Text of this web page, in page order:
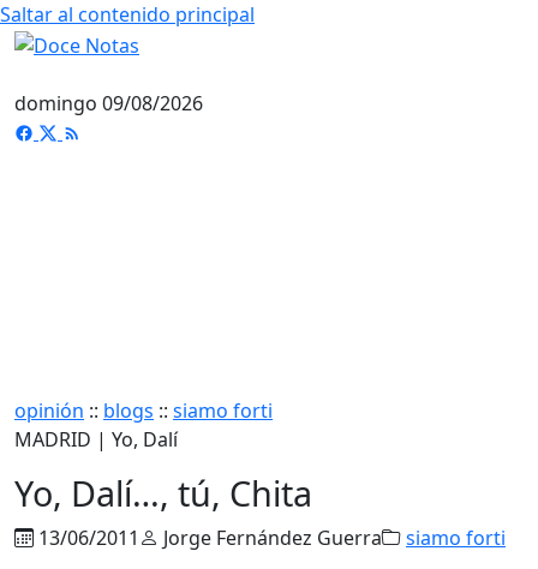
Saltar al contenido principal
domingo 09/08/2026
opinión :: blogs :: siamo forti
MADRID | Yo, Dalí
Yo, Dalí…, tú, Chita
13/06/2011 Jorge Fernández Guerra siamo forti